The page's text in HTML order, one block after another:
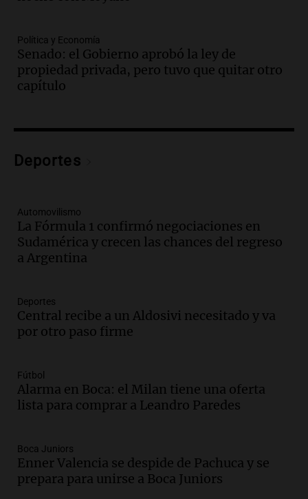
Panorama Federal
Episodios
Audio.Se atrincheró la intendenta
interina de Villa Santa Cruz del Lago
Audio.
Noticias
Episodios
Audio.La Rioja inicia pago de bonos y
avanza en discusión electoral y
Episodios
Audio.Los Tekis presentaron
"Cordillera y Mar" y llenaron de
Juntos
Episodios
Audio.La Expo La Bulaye 2026
Noticias
Episodios
Audio.
Córdoba: destituyeron a la
Política y Economía
Senado: el Gobierno aprobó la ley de
propiedad privada, pero tuvo que quitar otro
capítulo
Deportes
Automovilismo
La Fórmula 1 confirmó negociaciones en
Sudamérica y crecen las chances del regreso
a Argentina
Deportes
Central recibe a un Aldosivi necesitado y va
por otro paso firme
Fútbol
Alarma en Boca: el Milan tiene una oferta
lista para comprar a Leandro Paredes
Boca Juniors
Enner Valencia se despide de Pachuca y se
prepara para unirse a Boca Juniors